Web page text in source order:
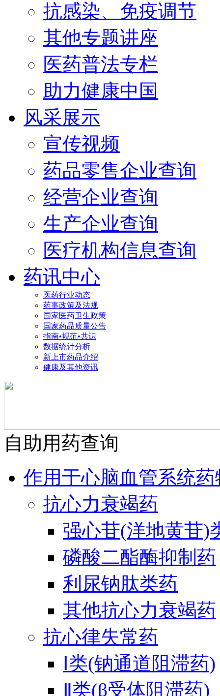
抗感染、免疫调节
其他专题讲座
医药普法专栏
助力健康中国
风采展示
宣传视频
药品零售企业查询
经营企业查询
生产企业查询
医疗机构信息查询
药讯中心
医药行业动态
药事政策及法规
国家医药卫生政策
国家药品质量公告
指南•规范•共识
数据统计分析
新上市药品介绍
健康及其他资讯
自助用药查询
作用于心脑血管系统药
抗心力衰竭药
强心苷(洋地黄苷)
磷酸二酯酶抑制药
利尿钠肽类药
其他抗心力衰竭药
抗心律失常药
Ⅰ类(钠通道阻滞药)
Ⅱ类(β受体阻滞药)